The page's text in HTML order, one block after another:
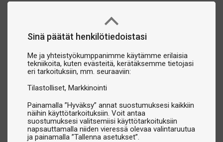
Sinä päätät henkilötiedoistasi
Me ja yhteistyökumppanimme käytämme erilaisia
tekniikoita, kuten evästeitä, kerätäksemme tietojasi
eri tarkoituksiin, mm. seuraaviin:
Tilastolliset Markkinointi
Painamalla ”Hyväksy” annat suostumuksesi kaikkiin
näihin käyttötarkoituksiin. Voit antaa
suostumuksesi valitsemiisi käyttötarkoituksiin
napsauttamalla niiden vieressä olevaa valintaruutua
ja painamalla ”Tallenna asetukset”.